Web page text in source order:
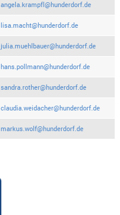
angela.krampfl@hunderdorf.de
lisa.macht@hunderdorf.de
julia.muehlbauer@hunderdorf.de
hans.pollmann@hunderdorf.de
sandra.rother@hunderdorf.de
claudia.weidacher@hunderdorf.de
markus.wolf@hunderdorf.de